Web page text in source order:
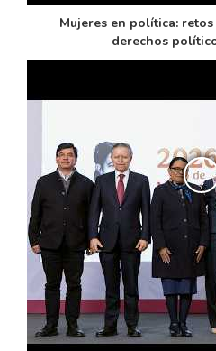
Mujeres en política:
derechos